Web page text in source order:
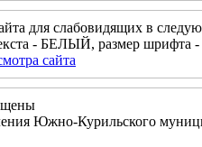
для слабовидящих в
- БЕЛЫЙ, размер
сайта
Южно-Курильского